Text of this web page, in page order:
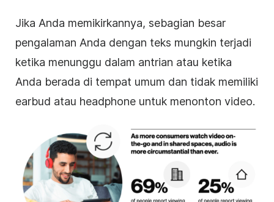
Jika Anda memikirkannya, sebagian besar
pengalaman Anda dengan teks mungkin terjadi
ketika menunggu dalam antrian atau ketika
Anda berada di tempat umum dan tidak memiliki
earbud atau headphone untuk menonton video.